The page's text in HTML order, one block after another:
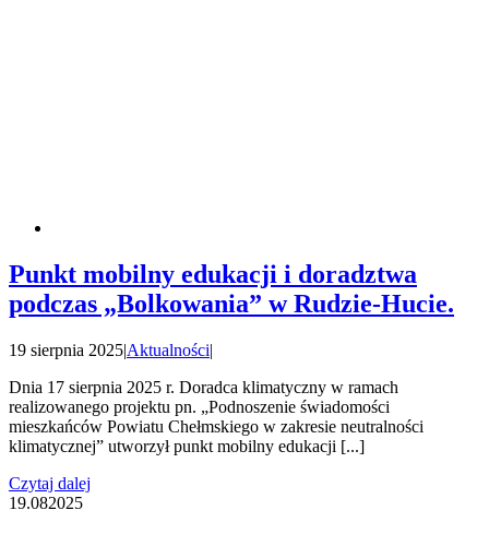
Punkt mobilny edukacji i doradztwa
podczas „Bolkowania” w Rudzie-Hucie.
19 sierpnia 2025|Aktualności|
Dnia 17 sierpnia 2025 r. Doradca klimatyczny w ramach
realizowanego projektu pn. „Podnoszenie świadomości
mieszkańców Powiatu Chełmskiego w zakresie neutralności
klimatycznej” utworzył punkt mobilny edukacji [...]
Czytaj dalej
19.082025